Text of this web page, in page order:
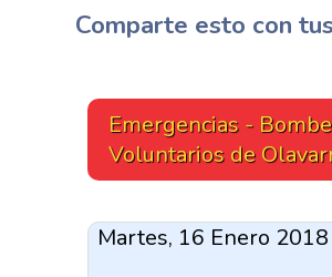
Comparte esto con
Emergencias -
Voluntarios de
Martes, 16 Enero 2018